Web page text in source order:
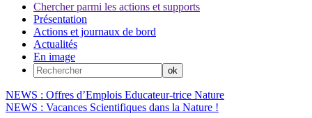
Chercher parmi les actions et supports
Présentation
Actions et journaux de bord
Actualités
En image
NEWS : Offres d’Emplois Educateur-trice Nature
NEWS : Vacances Scientifiques dans la Nature !